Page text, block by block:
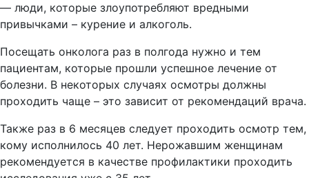
— люди, которые злоупотребляют вредными
привычками – курение и алкоголь.
Посещать онколога раз в полгода нужно и тем
пациентам, которые прошли успешное лечение от
болезни. В некоторых случаях осмотры должны
проходить чаще – это зависит от рекомендаций врача.
Также раз в 6 месяцев следует проходить осмотр тем,
кому исполнилось 40 лет. Нерожавшим женщинам
рекомендуется в качестве профилактики проходить